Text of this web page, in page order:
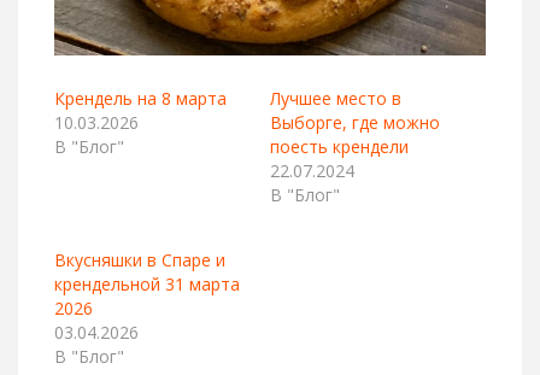
Крендель на 8 марта
10.03.2026
В "Блог"
Лучшее место в
Выборге, где можно
поесть крендели
22.07.2024
В "Блог"
Вкусняшки в Спаре и
крендельной 31 марта
2026
03.04.2026
В "Блог"